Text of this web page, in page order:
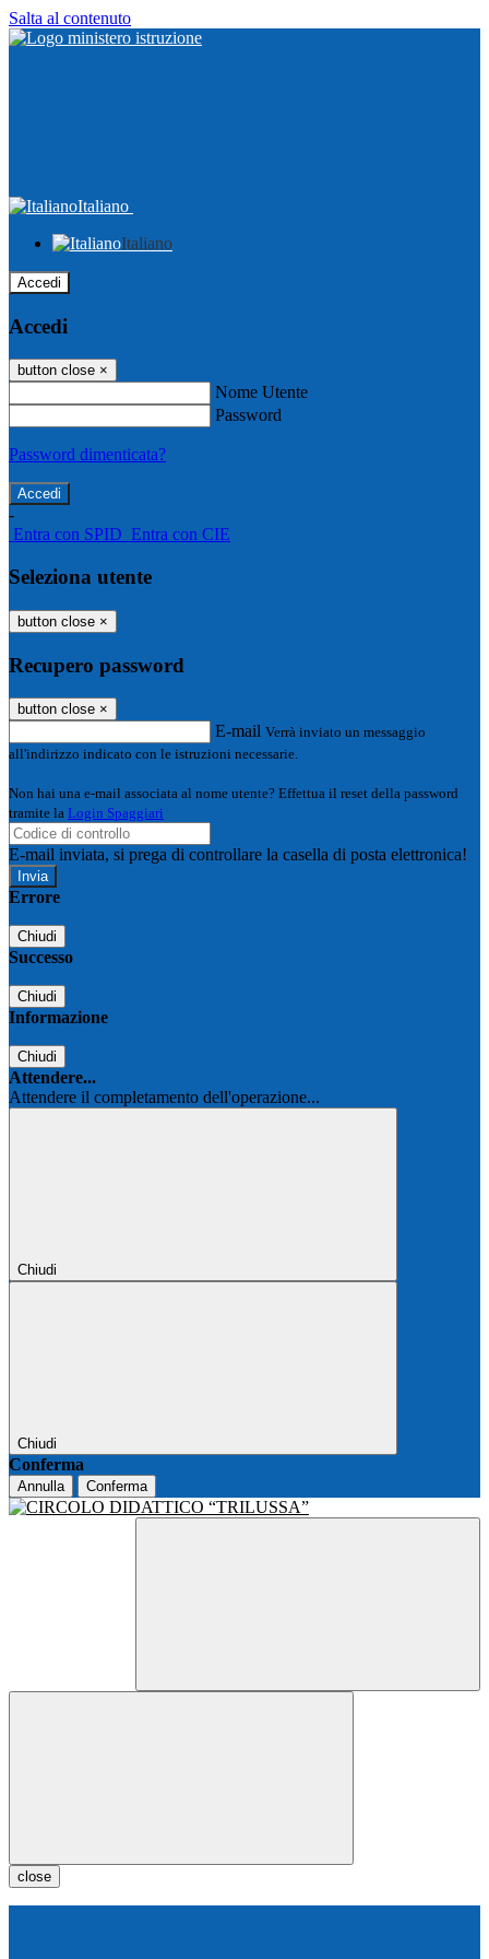
Salta al contenuto
Italiano
Italiano
Accedi
Accedi
button close ×
Nome Utente
Password
Password dimenticata?
-
Entra con SPID Entra con CIE
Seleziona utente
button close ×
Recupero password
button close ×
E-mail Verrà inviato un messaggio
all'indirizzo indicato con le istruzioni necessarie.
Non hai una e-mail associata al nome utente? Effettua il reset della password
tramite la Login Spaggiari
E-mail inviata, si prega di controllare la casella di posta elettronica!
Errore
Chiudi
Successo
Chiudi
Informazione
Chiudi
Attendere...
Attendere il completamento dell'operazione...
Chiudi
Chiudi
Conferma
Annulla Conferma
close